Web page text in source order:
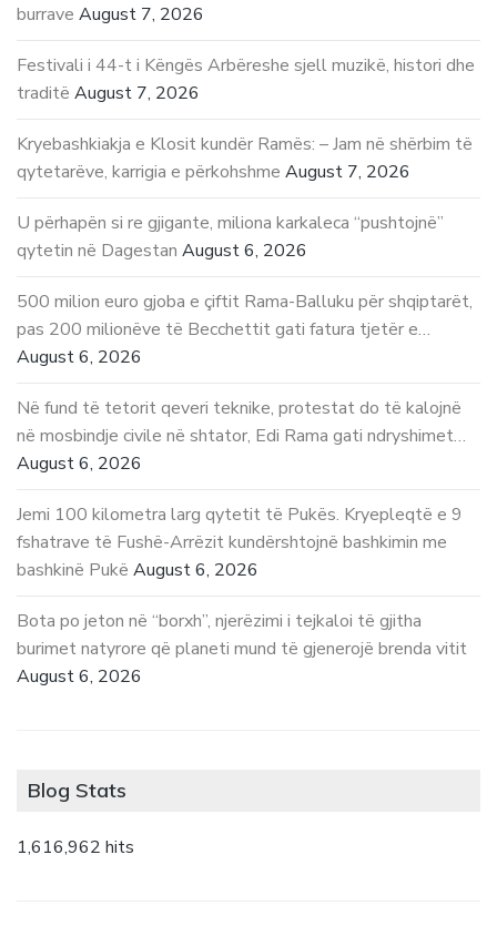
burrave August 7, 2026
Festivali i 44-t i Këngës Arbëreshe sjell muzikë, histori dhe
traditë August 7, 2026
Kryebashkiakja e Klosit kundër Ramës: – Jam në shërbim të
qytetarëve, karrigia e përkohshme August 7, 2026
U përhapën si re gjigante, miliona karkaleca “pushtojnë”
qytetin në Dagestan August 6, 2026
500 milion euro gjoba e çiftit Rama-Balluku për shqiptarët,
pas 200 milionëve të Becchettit gati fatura tjetër e…
August 6, 2026
Në fund të tetorit qeveri teknike, protestat do të kalojnë
në mosbindje civile në shtator, Edi Rama gati ndryshimet…
August 6, 2026
Jemi 100 kilometra larg qytetit të Pukës. Kryepleqtë e 9
fshatrave të Fushë-Arrëzit kundërshtojnë bashkimin me
bashkinë Pukë August 6, 2026
Bota po jeton në “borxh”, njerëzimi i tejkaloi të gjitha
burimet natyrore që planeti mund të gjenerojë brenda vitit
August 6, 2026
Blog Stats
1,616,962 hits